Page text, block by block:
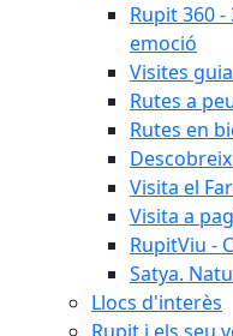
Rupit 360
emoció
Visites
Rutes a
Rutes en
Visita el
Visita a
RupitViu -
Satya.
Llocs d'interès